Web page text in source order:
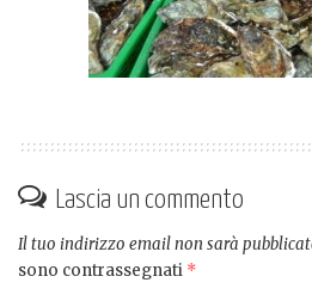
Lascia un commento
Il tuo indirizzo email non sarà
sono contrassegnati *